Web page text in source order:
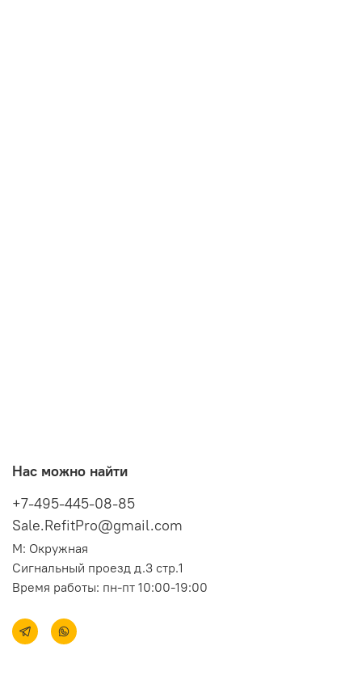
Нас можно найти
+7-495-445-08-85
Sale.RefitPro@gmail.com
М: Окружная
Сигнальный проезд д.3 стр.1
Время работы: пн-пт 10:00-19:00